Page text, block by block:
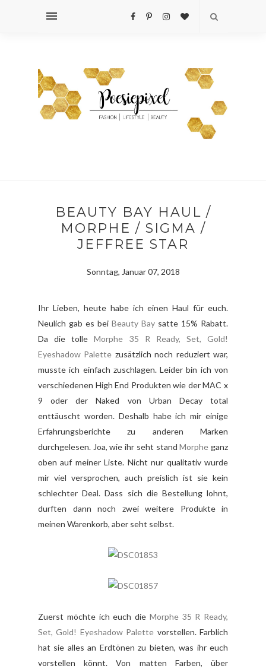
BEAUTY BAY HAUL /
MORPHE / SIGMA /
JEFFREE STAR
Sonntag, Januar 07, 2018
Ihr Lieben, heute habe ich einen Haul für euch.
Neulich gab es bei Beauty Bay satte 15% Rabatt.
Da die tolleMorphe 35 R Ready, Set, Gold!
Eyeshadow Palette zusätzlich noch reduziert war,
musste ich einfach zuschlagen. Leider bin ich von
verschiedenen High End Produkten wie der MAC x
9 oder der Naked von Urban Decay total
enttäuscht worden. Deshalb habe ich mir einige
Erfahrungsberichte zu anderen Marken
durchgelesen. Joa, wie ihr seht standMorphe ganz
oben auf meiner Liste. Nicht nur qualitativ wurde
mir viel versprochen, auch preislich ist sie kein
schlechter Deal. Dass sich die Bestellung lohnt,
durften dann noch zwei weitere Produkte in
meinen Warenkorb, aber seht selbst.
Zuerst möchte ich euch die Morphe 35 R Ready,
Set, Gold! Eyeshadow Palette vorstellen. Farblich
hat sie alles an Erdtönen zu bieten, was ihr euch
vorstellen könnt. Von matten Farben, über